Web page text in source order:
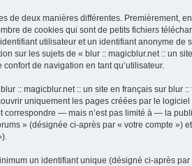
de deux manières différentes. Premièrement,
de cookies qui sont de petits fichiers
utilisateur et un identifiant anonyme
sur les sujets de « blur :: magicblur.net :: un
confort de navigation en tant qu’utilisateur.
:: magicblur.net :: un site en français sur
uniquement les pages créées par le
correspondre — mais n’est pas limité à — la
» (désignée ci-après par « votre compte
un identifiant unique (désigné ci-après